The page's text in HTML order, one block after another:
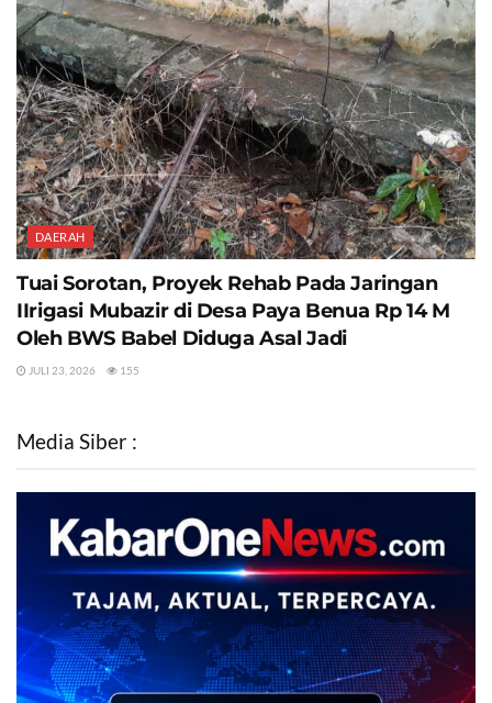
DAERAH
Tuai Sorotan, Proyek Rehab Pada Jaringan
IIrigasi Mubazir di Desa Paya Benua Rp 14 M
Oleh BWS Babel Diduga Asal Jadi
JULI 23, 2026 155
Media Siber :